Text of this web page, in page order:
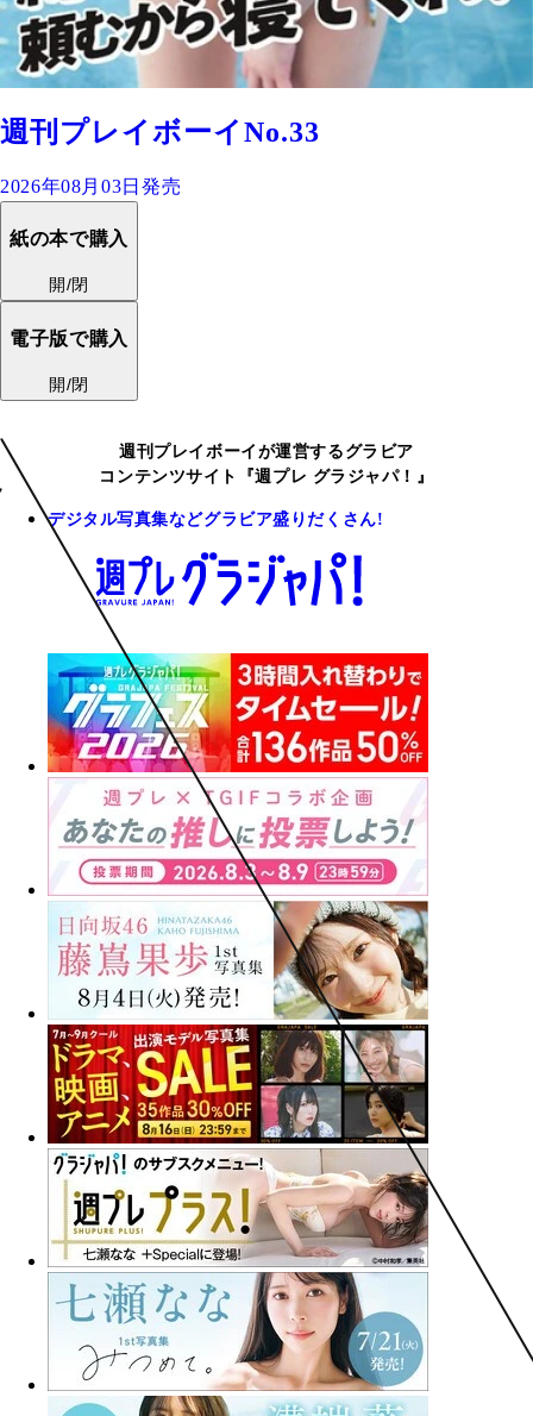
週刊プレイボーイNo.33
2026年08月03日発売
紙の本で購入
開/閉
電子版で購入
開/閉
週刊プレイボーイが運営するグラビア
コンテンツサイト『週プレ グラジャパ！』
デジタル写真集などグラビア盛りだくさん!